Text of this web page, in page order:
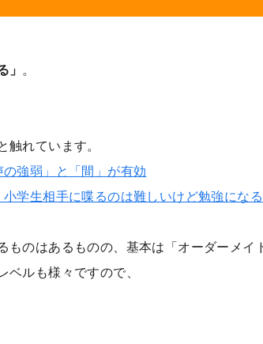
」 。
触れています。
強弱」と「間」が有効
学生相手に喋るのは難しいけど勉強になる
のはあるものの、基本は「オーダーメイ
ルも様々ですので、